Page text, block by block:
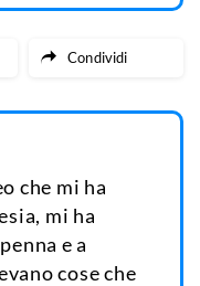
Condividi
che mi ha
mi ha
e a
cose che